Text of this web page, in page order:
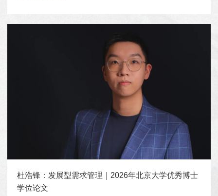
杜浩锋：发展型需求管理｜2026年北京大学优秀博士
学位论文